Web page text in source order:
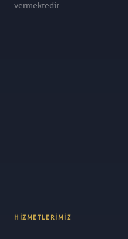
vermektedir.
HIZMETLERIMIZ